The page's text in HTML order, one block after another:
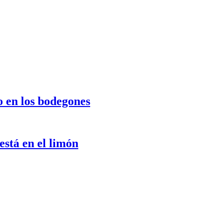
los bodegones
en el limón